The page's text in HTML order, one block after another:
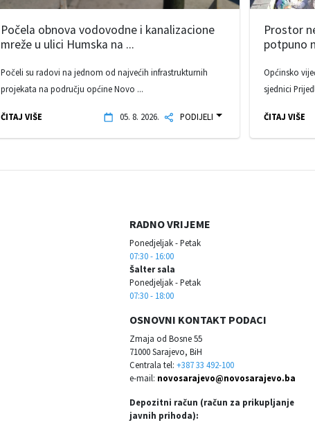
Počela obnova vodovodne i kanalizacione
mreže u ulici Humska na ...
Počeli su radovi na jednom od najvećih infrastrukturnih
projekata na području općine Novo ...
ČITAJ VIŠE 05. 8. 2026. PODIJELI
Prostor
potpuno
Općinsko
sjednici
ČITAJ VIŠE
RADNO VRIJEME
Ponedjeljak - Petak
07:30 - 16:00
Šalter sala
Ponedjeljak - Petak
07:30 - 18:00
OSNOVNI KONTAKT PODACI
Zmaja od Bosne 55
71000 Sarajevo, BiH
Centrala tel: +387 33 492-100
e-mail: novosarajevo@novosarajevo.ba
Depozitni račun (račun za prikupljanje
javnih prihoda):